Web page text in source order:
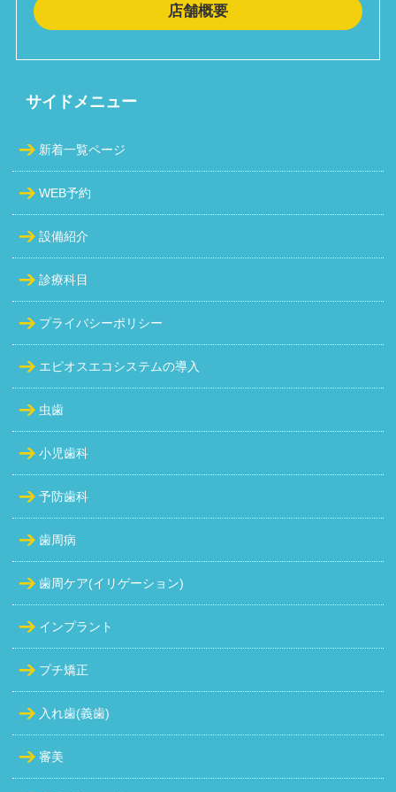
店舗概要
サイドメニュー
新着一覧ページ
WEB予約
設備紹介
診療科目
プライバシーポリシー
エピオスエコシステムの導入
虫歯
小児歯科
予防歯科
歯周病
歯周ケア(イリゲーション)
インプラント
プチ矯正
入れ歯(義歯)
審美